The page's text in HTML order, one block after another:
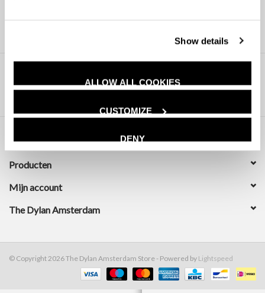
Show details
ALLOW ALL COOKIES
CUSTOMIZE
DENY
Klantenservice
Producten
Mijn account
The Dylan Amsterdam
© Copyright 2026 The Dylan Amsterdam Store - Powered by Lightspeed